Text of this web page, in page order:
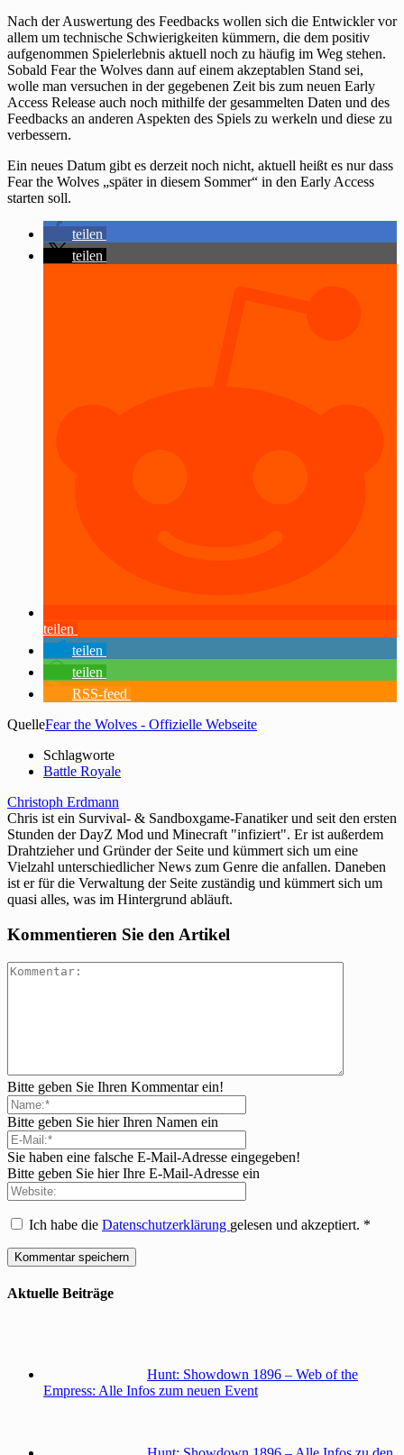
Nach der Auswertung des Feedbacks wollen sich die Entwickler vor
allem um technische Schwierigkeiten kümmern, die dem positiv
aufgenommen Spielerlebnis aktuell noch zu häufig im Weg stehen.
Sobald Fear the Wolves dann auf einem akzeptablen Stand sei,
wolle man versuchen in der gegebenen Zeit bis zum neuen Early
Access Release auch noch mithilfe der gesammelten Daten und des
Feedbacks an anderen Aspekten des Spiels zu werkeln und diese zu
verbessern.
Ein neues Datum gibt es derzeit noch nicht, aktuell heißt es nur dass
Fear the Wolves „später in diesem Sommer“ in den Early Access
starten soll.
teilen
teilen
teilen
teilen
teilen
RSS-feed
QuelleFear the Wolves - Offizielle Webseite
Schlagworte
Battle Royale
Christoph Erdmann
Chris ist ein Survival- & Sandboxgame-Fanatiker und seit den ersten
Stunden der DayZ Mod und Minecraft "infiziert". Er ist außerdem
Drahtzieher und Gründer der Seite und kümmert sich um eine
Vielzahl unterschiedlicher News zum Genre die anfallen. Daneben
ist er für die Verwaltung der Seite zuständig und kümmert sich um
quasi alles, was im Hintergrund abläuft.
Kommentieren Sie den Artikel
Bitte geben Sie Ihren Kommentar ein!
Bitte geben Sie hier Ihren Namen ein
Sie haben eine falsche E-Mail-Adresse eingegeben!
Bitte geben Sie hier Ihre E-Mail-Adresse ein
Ich habe die Datenschutzerklärung gelesen und akzeptiert. *
Aktuelle Beiträge
Hunt: Showdown 1896 – Web of the
Empress: Alle Infos zum neuen Event